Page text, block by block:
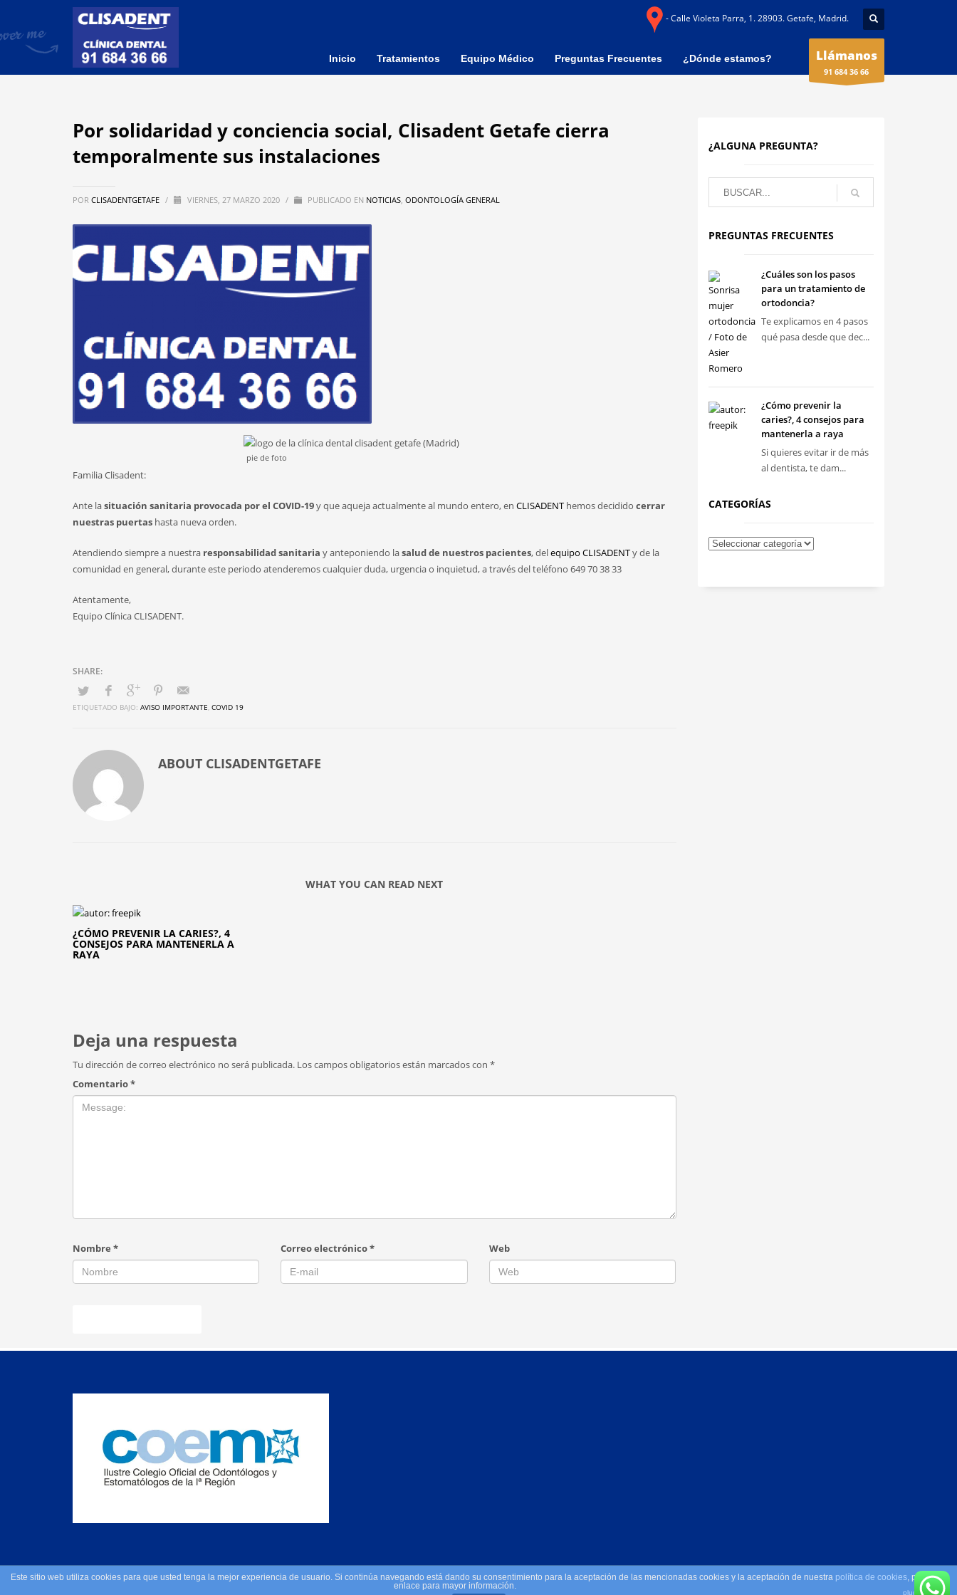
- Calle Violeta Parra, 1. 28903. Getafe, Madrid.
Inicio Tratamientos Equipo Médico Preguntas Frecuentes ¿Dónde estamos? Llámanos
91 684 36 66
Por solidaridad y conciencia social, Clisadent Getafe cierra
temporalmente sus instalaciones
POR CLISADENTGETAFE / VIERNES, 27 MARZO 2020 / PUBLICADO EN NOTICIAS, ODONTOLOGÍA GENERAL
pie de foto
Familia Clisadent:
Ante lasituación sanitaria provocada por el COVID-19y que aqueja actualmente al mundo entero, en CLISADENT hemos decidido cerrar
nuestras puertas hasta nueva orden.
Atendiendo siempre a nuestra responsabilidad sanitaria y anteponiendo lasalud de nuestros pacientes, delequipo CLISADENTy de la
comunidad en general, durante este periodo atenderemos cualquier duda, urgencia o inquietud, a través del teléfono 649 70 38 33
Atentamente,
Equipo Clínica CLISADENT.
ETIQUETADO BAJO: AVISO IMPORTANTE, COVID 19
ABOUT CLISADENTGETAFE
WHAT YOU CAN READ NEXT
¿CÓMO PREVENIR LA CARIES?, 4
CONSEJOS PARA MANTENERLA A
RAYA
Deja una respuesta
Tu dirección de correo electrónico no será publicada. Los campos obligatorios están marcados con *
Comentario*
Nombre * Correo electrónico* Web
¿ALGUNA PREGUNTA?
PREGUNTAS FRECUENTES
¿Cuáles son los pasos
para un tratamiento de
ortodoncia?
Te explicamos en 4 pasos
qué pasa desde que dec...
¿Cómo prevenir la
caries?, 4 consejos para
mantenerla a raya
Si quieres evitar ir de más
al dentista, te dam...
CATEGORÍAS
Política de cookies Más información sobre las cookies Política de privacidad
© 2019. Clisadent Todos los derechos reservados.
Este sitio web utiliza cookies para que usted tenga la mejor experiencia de usuario. Si continúa navegando está dando su consentimiento para la aceptación de las mencionadas cookies y la aceptación de nuestra política de cookies, pinche el
enlace para mayor información.
plugin cookies